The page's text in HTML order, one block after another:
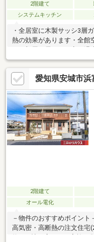
2階建て
システムキッチン
・全居室に木製サッシ3層
熱の効果があります・全館
ーポート2台分に加え、建
スがございます ※駐輪可能
歴】・2014年9月 カーポ
置・2019年7月 1Fエアコ
換・2023年11月 蓄電池
ドア、ベランダ塗装・
愛知県安城市浜
2階建て
オール電化
－物件のおすすめポイント
高気密・高断熱の注文住宅